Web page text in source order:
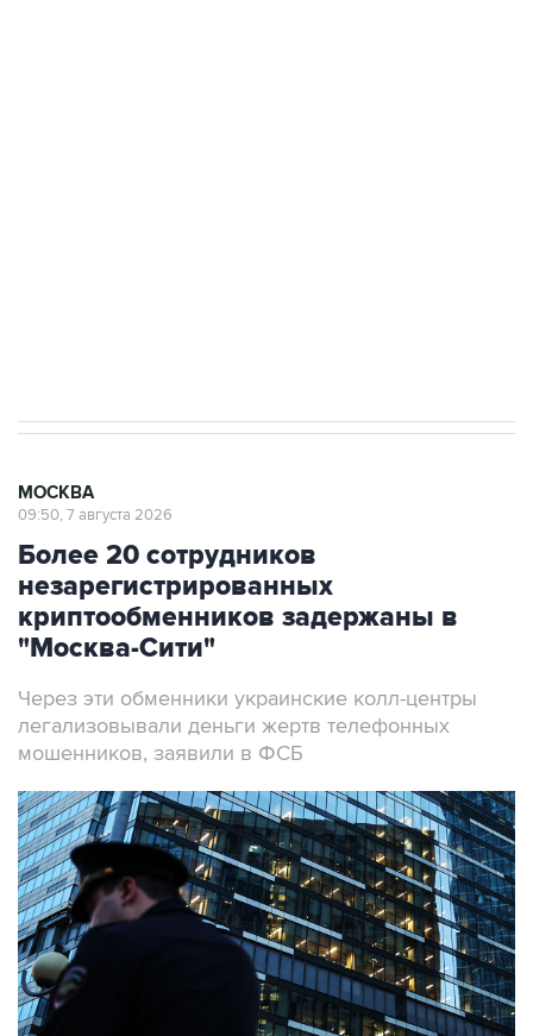
МОСКВА
09:50, 7 августа 2026
Более 20 сотрудников
незарегистрированных
криптообменников задержаны в
"Москва-Сити"
Через эти обменники украинские колл-центры
легализовывали деньги жертв телефонных
мошенников, заявили в ФСБ